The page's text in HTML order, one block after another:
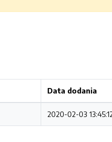
Data dodania
2020-02-03